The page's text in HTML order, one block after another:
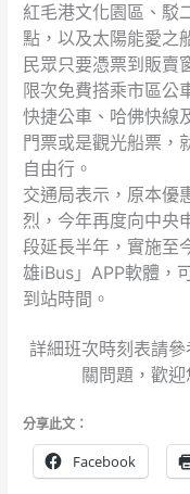
紅毛港文化園區、駁
點，以及太陽能愛之
民眾只要憑票到販賣
限次免費搭乘市區公
快捷公車、哈佛快線
門票或是觀光船票，
自由行。
交通局表示，原本優
烈，今年再度向中央
段延長半年，實施至
雄iBus」APP軟體，
到站時間。
詳細班次時刻表請
關問題，歡
分享此文：
Facebook